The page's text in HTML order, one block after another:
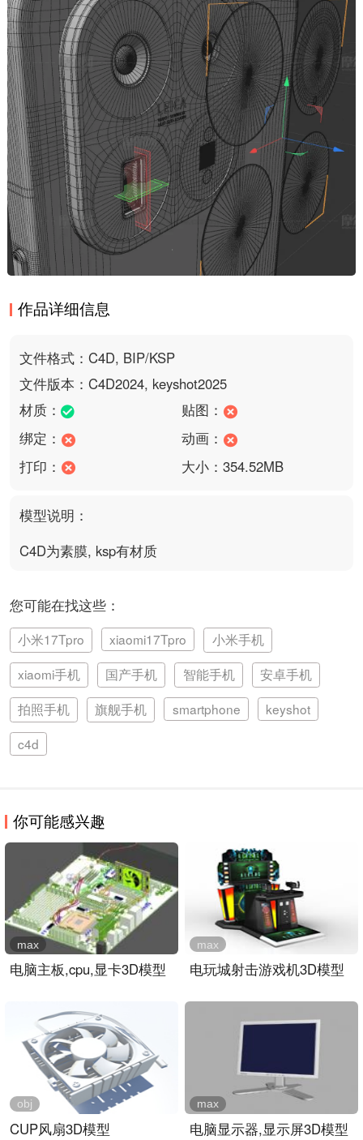
作品详细信息
文件格式：C4D, BIP/KSP
文件版本：C4D2024, keyshot2025
材质：
贴图：
绑定：
动画：
打印：
大小：354.52MB
模型说明：
C4D为素膜, ksp有材质
您可能在找这些：
小米17Tpro xiaomi17Tpro
小米手机
xiaomi手机
国产手机 智能手机
安卓手机
拍照手机
旗舰手机 smartphone
keyshot
c4d
你可能感兴趣
电脑主板,cpu,显卡3D模型
max
电玩城射击游戏机3D模型
max
CUP风扇3D模型
obj
电脑显示器,显示屏3D模型
max